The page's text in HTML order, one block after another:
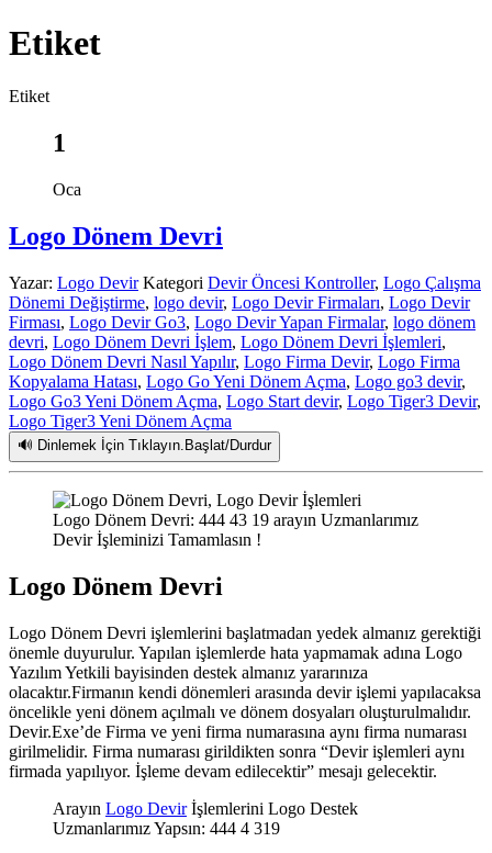
Etiket
Etiket
1
Oca
Logo Dönem Devri
Yazar: Logo Devir Kategori Devir Öncesi Kontroller, Logo Çalışma
Dönemi Değiştirme, logo devir, Logo Devir Firmaları, Logo Devir
Firması, Logo Devir Go3, Logo Devir Yapan Firmalar, logo dönem
devri, Logo Dönem Devri İşlem, Logo Dönem Devri İşlemleri,
Logo Dönem Devri Nasıl Yapılır, Logo Firma Devir, Logo Firma
Kopyalama Hatası, Logo Go Yeni Dönem Açma, Logo go3 devir,
Logo Go3 Yeni Dönem Açma, Logo Start devir, Logo Tiger3 Devir,
Logo Tiger3 Yeni Dönem Açma
🔊 Dinlemek İçin Tıklayın.Başlat/Durdur
Logo Dönem Devri: 444 43 19 arayın Uzmanlarımız
Devir İşleminizi Tamamlasın !
Logo Dönem Devri
Logo Dönem Devri işlemlerini başlatmadan yedek almanız gerektiği
önemle duyurulur. Yapılan işlemlerde hata yapmamak adına Logo
Yazılım Yetkili bayisinden destek almanız yararınıza
olacaktır.Firmanın kendi dönemleri arasında devir işlemi yapılacaksa
öncelikle yeni dönem açılmalı ve dönem dosyaları oluşturulmalıdır.
Devir.Exe’de Firma ve yeni firma numarasına aynı firma numarası
girilmelidir. Firma numarası girildikten sonra “Devir işlemleri aynı
firmada yapılıyor. İşleme devam edilecektir” mesajı gelecektir.
Arayın Logo Devirİşlemlerini Logo Destek
Uzmanlarımız Yapsın: 444 4 319